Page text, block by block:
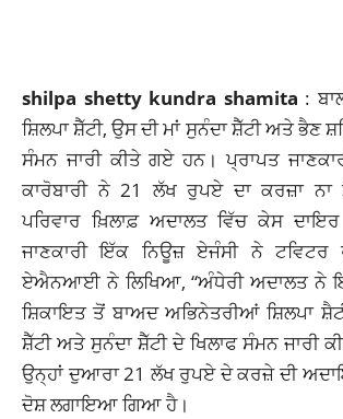
shilpa shetty kundra shamita :
ਸ਼ਿਲਪਾ ਸ਼ੈੱਟੀ, ਉਸ ਦੀ ਮਾਂ ਸੁਨੰਦਾ ਸ਼ੈੱਟੀ ਅਤੇ ਭੈਣ
ਸੰਮਨ ਜਾਰੀ ਕੀਤੇ ਗਏ ਹਨ।ਪ੍ਰਾਪਤ
ਕਾਰੋਬਾਰੀ ਨੇ 21 ਲੱਖ ਰੁਪਏ ਦਾ ਕਰਜ਼ਾ
ਪਰਿਵਾਰ ਖ਼ਿਲਾਫ਼ ਅਦਾਲਤ ਵਿੱਚ ਕੇਸ
ਜਾਣਕਾਰੀ ਇੱਕ ਨਿਊਜ਼ ਏਜੰਸੀ ਨੇ ਟਵਿਟਰ
ਏਐਨਆਈ ਨੇ ਲਿਖਿਆ, “ਅੰਧੇਰੀ ਅਦਾਲਤ ਨੇ
ਸ਼ਿਕਾਇਤ ਤੋਂ ਬਾਅਦ ਅਭਿਨੇਤਰੀਆਂ ਸ਼ਿਲਪਾ
ਸ਼ੈੱਟੀ ਅਤੇ ਸੁਨੰਦਾ ਸ਼ੈੱਟੀ ਦੇ ਖਿਲਾਫ ਸੰਮਨ ਜਾਰੀ
ਉਨ੍ਹਾਂ ਦੁਆਰਾ 21 ਲੱਖ ਰੁਪਏ ਦੇ ਕਰਜ਼ੇ ਦੀ
ਦੋਸ਼ ਲਗਾਇਆ ਗਿਆ ਹੈ।